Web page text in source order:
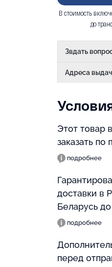
В стоимость
до
Звдать
Адреса
Этот товар
заказать по
подробнее
доставки в
Беларусь
подробнее
перед